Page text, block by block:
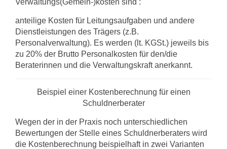
Verwaltungs(Gemein-)kosten sind :
anteilige Kosten für Leitungsaufgaben und andere
Dienstleistungen des Trägers (z.B.
Personalverwaltung). Es werden (lt. KGSt.) jeweils bis
zu 20% der Brutto­ Personalkosten für den/die
Beraterinnen und die Verwaltungskraft anerkannt.
Beispiel einer Kostenberechnung für einen
Schuldnerberater
Wegen der in der Praxis noch unterschiedlichen
Bewertungen der Stelle eines Schuldnerberaters wird
die Kostenberechnung beispielhaft in zwei Varianten